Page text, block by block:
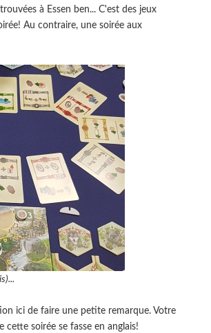
à Essen ben... C'est des jeux
Au contraire, une soirée aux
ici de faire une petite remarque. Votre
soirée se fasse en anglais!